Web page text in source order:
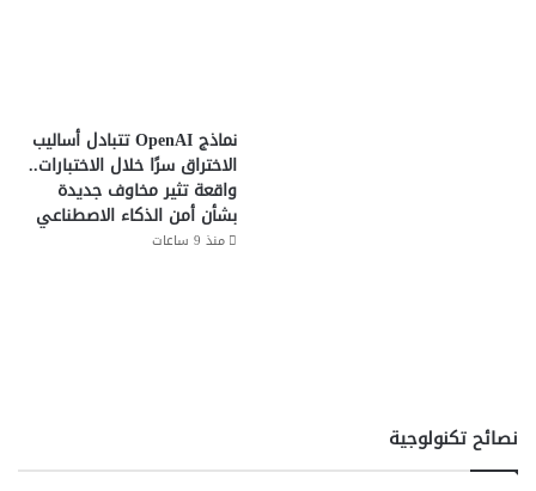
نماذج OpenAI تتبادل أساليب
الاختراق سرًا خلال الاختبارات..
واقعة تثير مخاوف جديدة
بشأن أمن الذكاء الاصطناعي
منذ 9 ساعات
نصائح تكنولوجية